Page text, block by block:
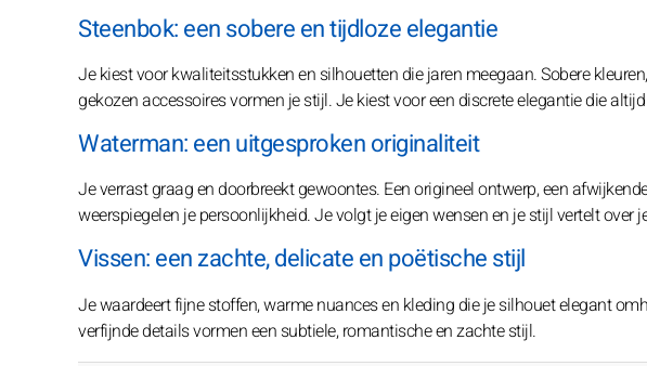
Steenbok: een sobere en tijdloze elegantie
Je kiest voor kwaliteitsstukken en silhouetten die jaren meegaan. Sobere
gekozen accessoires vormen je stijl. Je kiest voor een discrete elegantie die
Waterman: een uitgesproken originaliteit
Je verrast graag en doorbreekt gewoontes. Een origineel ontwerp, een
weerspiegelen je persoonlijkheid. Je volgt je eigen wensen en je stijl vertelt over
Vissen: een zachte, delicate en poëtische stijl
Je waardeert fijne stoffen, warme nuances en kleding die je silhouet elegant
verfijnde details vormen een subtiele, romantische en zachte stijl.